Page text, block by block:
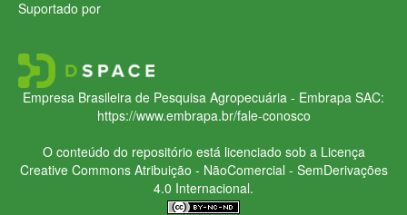
Suportado por
Empresa Brasileira de Pesquisa Agropecuária - Embrapa SAC:
https://www.embrapa.br/fale-conosco
O conteúdo do repositório está licenciado sob a Licença
Creative CommonsAtribuição - NãoComercial - SemDerivações
4.0 Internacional.